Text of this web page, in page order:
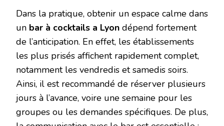
Dans la pratique, obtenir un espace calme dans
un bar à cocktails a Lyon dépend fortement
de l’anticipation. En effet, les établissements
les plus prisés affichent rapidement complet,
notamment les vendredis et samedis soirs.
Ainsi, il est recommandé de réserver plusieurs
jours à l’avance, voire une semaine pour les
groupes ou les demandes spécifiques. De plus,